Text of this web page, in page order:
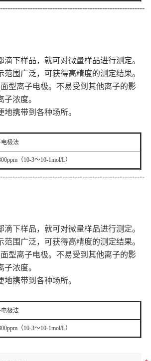
滴下样品，就可对微量样品进行测定。
范围广泛，可获得高精度的测定结果。
型离子电极。不易受到其他离子的影
浓度。
携带到各种场所。
极法
（10-3～10-1mol/L）
滴下样品，就可对微量样品进行测定。
范围广泛，可获得高精度的测定结果。
型离子电极。不易受到其他离子的影
浓度。
携带到各种场所。
极法
（10-3～10-1mol/L）